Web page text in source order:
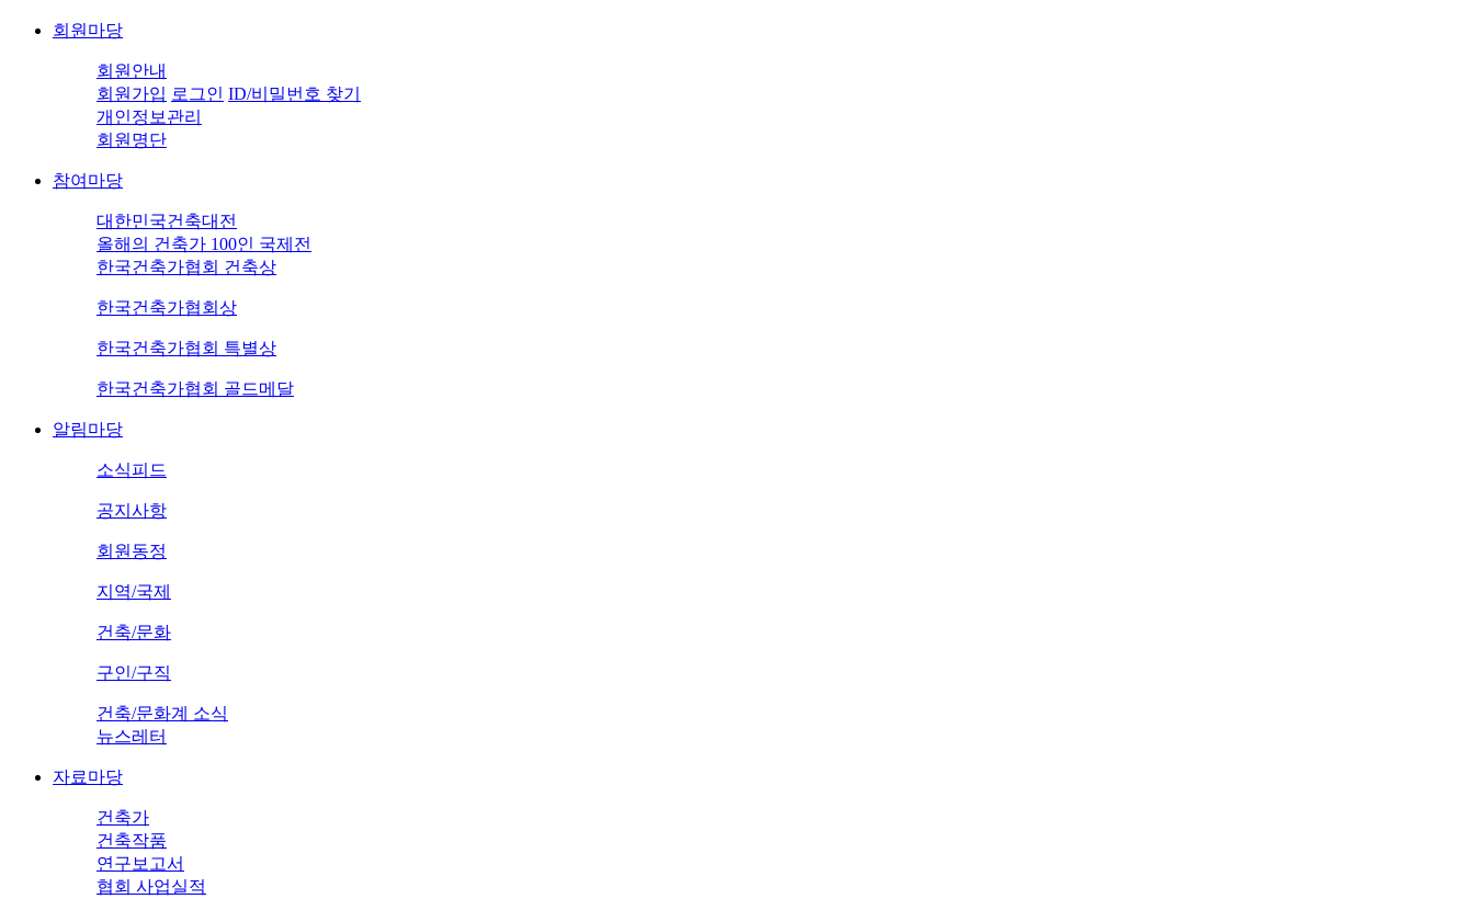
회원마당
회원안내
회원가입 로그인 ID/비밀번호 찾기
개인정보관리
회원명단
참여마당
대한민국건축대전
올해의 건축가 100인 국제전
한국건축가협회 건축상
한국건축가협회상
한국건축가협회 특별상
한국건축가협회 골드메달
알림마당
소식피드
공지사항
회원동정
지역/국제
건축/문화
구인/구직
건축/문화계 소식
뉴스레터
자료마당
건축가
건축작품
연구보고서
협회 사업실적